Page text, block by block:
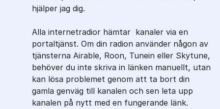
hjälper jag dig.
Alla internetradior hämtar kanaler via en
portaltjänst. Om din radion använder någon av
tjänsterna Airable, Roon, Tunein eller Skytune,
behöver du inte skriva in länken manuellt, utan
kan lösa problemet genom att ta bort din
gamla genväg till kanalen och sen leta upp
kanalen på nytt med en fungerande länk.